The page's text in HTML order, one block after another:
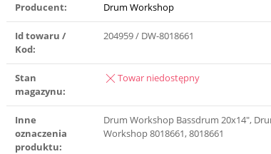
Producent: Drum Workshop
Id towaru /
Kod:
204959 / DW-8018661
Stan
magazynu:
Towar niedostępny
Inne
oznaczenia
produktu:
Drum Workshop Bassdrum 20x14″,
Workshop 8018661, 8018661